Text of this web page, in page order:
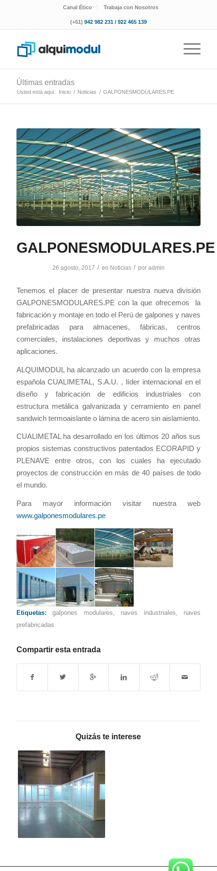
Canal Ético Trabaja con Nosotros
(+51) 942 982 231 / 922 465 139
Últimas entradas
Usted está aquí: Inicio / Noticias / GALPONESMODULARES.PE
GALPONESMODULARES.PE
26 agosto, 2017 / en Noticias / por admin
Tenemos el placer de presentar nuestra nueva división
GALPONESMODULARES.PE con la que ofrecemos la
fabricación y montaje en todo el Perú de galpones y naves
prefabricadas para almacenes, fábricas, centros
comerciales, instalaciones deportivas y muchos otras
aplicaciones.
ALQUIMODUL ha alcanzado un acuerdo con la empresa
española CUALIMETAL, S.A.U. , líder internacional en el
diseño y fabricación de edificios industriales con
estructura metálica galvanizada y cerramiento en panel
sandwich termoaislante o lámina de acero sin aislamiento.
CUALIMETAL ha desarrollado en los últimos 20 años sus
propios sistemas constructivos patentados ECORAPID y
PLENAVE entre otros, con los cuales ha ejecutado
proyectos de construcción en más de 40 países de todo
el mundo.
Para mayor información visitar nuestra web
www.galponesmodulares.pe
Etiquetas: galpones modulares naves industriales
naves
prefabricadas
Compartir esta entrada
Quizás te interese